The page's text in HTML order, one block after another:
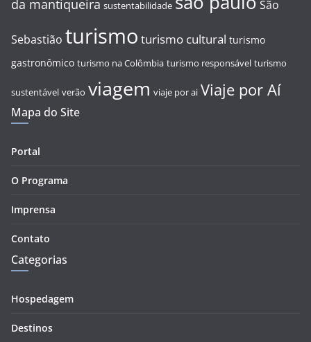
da mantiqueira sustentabilidade São
Sebastião turismo turismo cultural turismo
gastronômico turismo na Colômbia turismo responsável turismo
sustentável verão viagem viaje por ai Viaje por Aí
Mapa do Site
Portal
O Programa
Imprensa
Contato
Categorias
Hospedagem
Destinos